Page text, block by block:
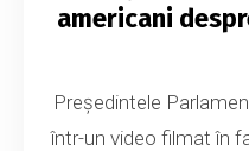
americani
Președintele
într-un video filmat în